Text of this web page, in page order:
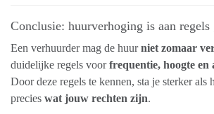
Conclusie: huurverhoging is aan regels
Een verhuurder mag de huurniet zomaar
duidelijke regels voorfrequentie, hoogte en
Door deze regels te kennen, sta je sterker als
precies wat jouw rechten zijn.